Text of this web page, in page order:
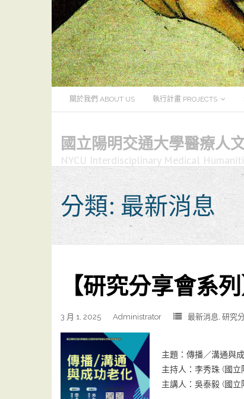
Skip
to
content
關於我們 ABOUT US 執行計畫 PROJECTS
國立陽明交通大學醫療人
NYCU Interdisciplinary Medical
分類:最新消息
【研究分享會系
3 月 1, 2025 Administrator 最新消息, 研究
主題：傳播／溝通與
主持人：李秀珠 (國
主講人：吳泰毅 (國